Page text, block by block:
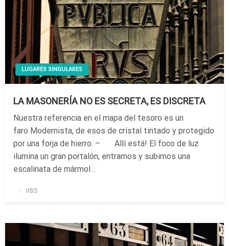
LUGARES SINGULARES
LA MASONERÍA NO ES SECRETA, ES DISCRETA
Nuestra referencia en el mapa del tesoro es un
faro Modernista, de esos de cristal tintado y protegido
por una forja de hierro. – Allí está! El foco de luz
ilumina un gran portalón, entramos y subimos una
escalinata de mármol…
Publicado
VBS